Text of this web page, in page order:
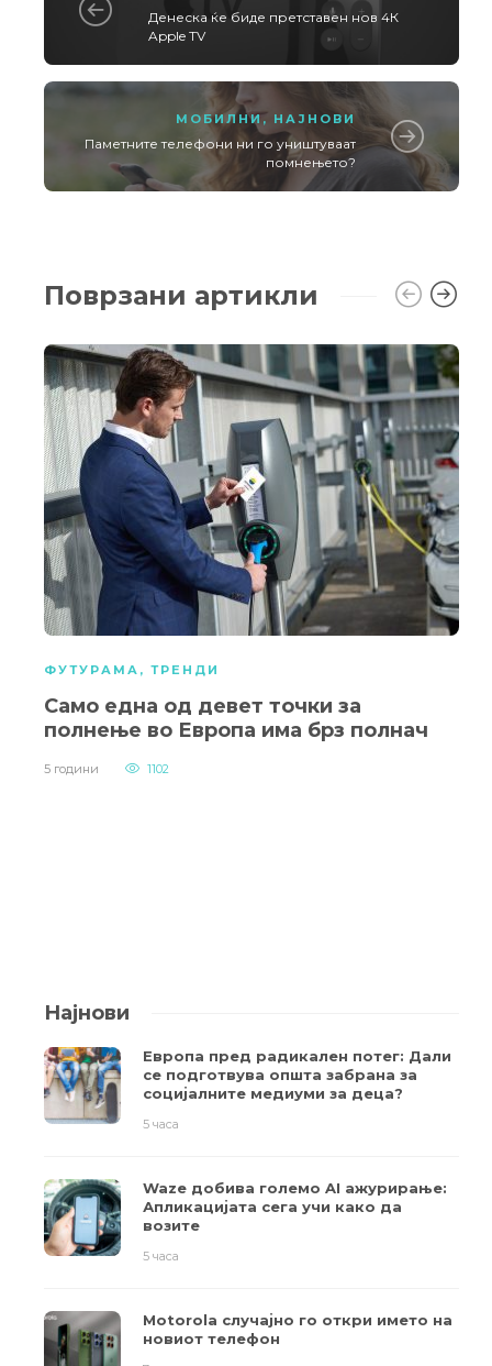
Денеска ќе биде претставен нов 4К
Apple TV
МОБИЛНИ, НАЈНОВИ
Паметните телефони ни го уништуваат
помнењето?
Поврзани артикли
ФУТУРАМА , ТРЕНДИ
Само една од девет точки за
полнење во Европа има брз полнач
5 години 1102
Најнови
Европа пред радикален потег: Дали
се подготвува општа забрана за
социјалните медиуми за деца?
5 часа
Waze добива големо AI ажурирање:
Апликацијата сега учи како да
возите
5 часа
Motorola случајно го откри името на
новиот телефон